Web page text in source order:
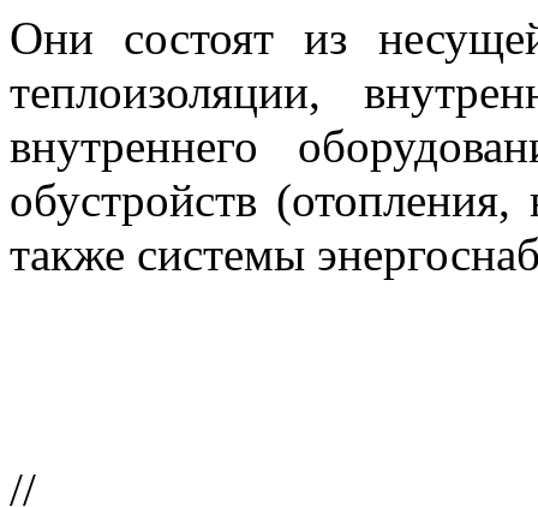
Они состоят из
теплоизоляции,
внутреннего
обустройств
также системы
//